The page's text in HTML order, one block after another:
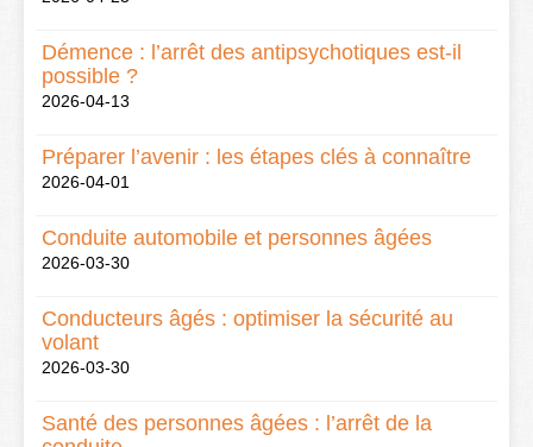
Démence : l’arrêt des antipsychotiques est-il
possible ?
2026-04-13
Préparer l’avenir : les étapes clés à connaître
2026-04-01
Conduite automobile et personnes âgées
2026-03-30
Conducteurs âgés : optimiser la sécurité au
volant
2026-03-30
Santé des personnes âgées : l’arrêt de la